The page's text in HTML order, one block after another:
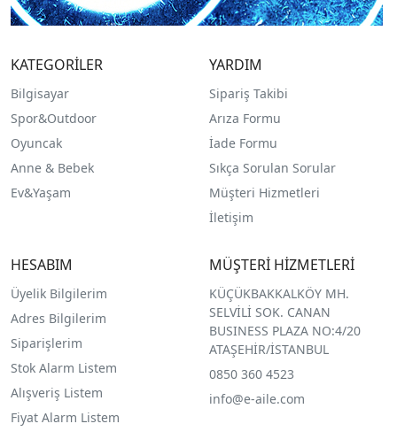
KATEGORİLER
Bilgisayar
Spor&Outdoor
Oyuncak
Anne & Bebek
Ev&Yaşam
YARDIM
Sipariş Takibi
Arıza Formu
İade Formu
Sıkça Sorulan Sorular
Müşteri Hizmetleri
İletişim
HESABIM
Üyelik Bilgilerim
Adres Bilgilerim
Siparişlerim
Stok Alarm Listem
Alışveriş Listem
Fiyat Alarm Listem
MÜŞTERİ HİZMETLERİ
KÜÇÜKBAKKALKÖY MH.
SELVİLİ SOK. CANAN
BUSINESS PLAZA NO:4/20
ATAŞEHİR/İSTANBUL
0850 360 4523
info@e-aile.com